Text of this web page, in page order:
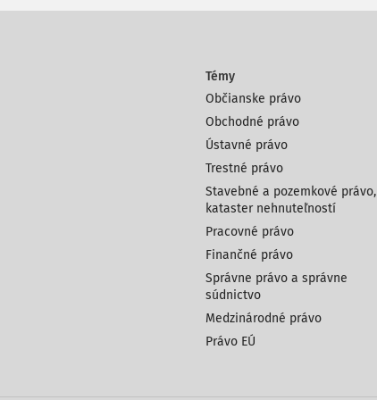
Témy
Občianske právo
Obchodné právo
Ústavné právo
Trestné právo
Stavebné a pozemkové právo,
kataster nehnuteľností
Pracovné právo
Finančné právo
Správne právo a správne
súdnictvo
Medzinárodné právo
Právo EÚ